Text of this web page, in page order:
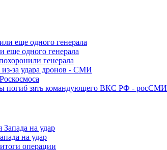
еще одного генерала
генерала
за удара дронов - СМИ
погиб зять командующего ВКС РФ - росСМИ
на удар